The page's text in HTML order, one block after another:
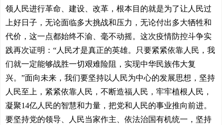
领人民进行革命、建设、改革，根本目的就是为了让人民过
上好日子，无论面临多大挑战和压力，无论付出多大牺牲和
代价，这一点都始终不渝、毫不动摇。这次疫情防控斗争实
践再次证明：“人民才是真正的英雄。只要紧紧依靠人民，我
们就一定能够战胜一切艰难险阻，实现中华民族伟大复
兴。”面向未来，我们要坚持以人民为中心的发展思想，坚持
人民至上，紧紧依靠人民，不断造福人民，牢牢植根人民，
凝聚14亿人民的智慧和力量，把党和人民的事业推向前进。
要坚持党的领导、人民当家作主、依法治国有机统一，坚持